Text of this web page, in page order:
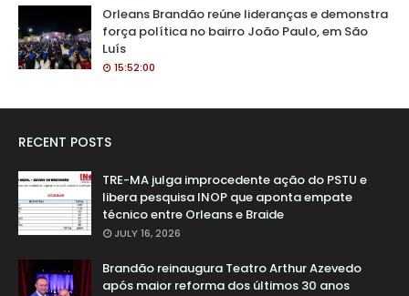
Orleans Brandão reúne lideranças e demonstra
força política no bairro João Paulo, em São
Luís
15:52:00
RECENT POSTS
TRE-MA julga improcedente ação do PSTU e
libera pesquisa INOP que aponta empate
técnico entre Orleans e Braide
JULY 16, 2026
Brandão reinaugura Teatro Arthur Azevedo
após maior reforma dos últimos 30 anos